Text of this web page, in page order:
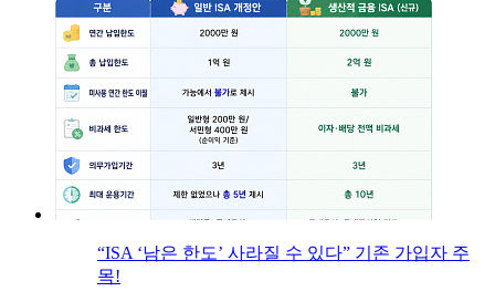
“ISA ‘남은 한도’ 사라질 수 있다” 기존 가입자 주
목!